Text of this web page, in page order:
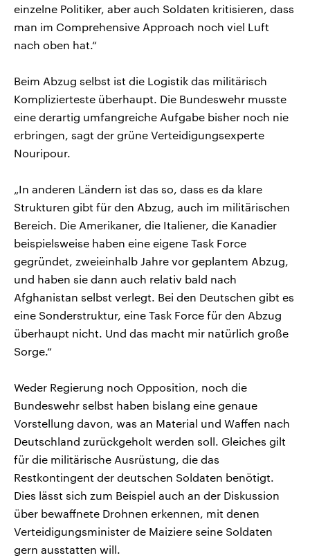
einzelne Politiker, aber auch Soldaten kritisieren, dass
man im Comprehensive Approach noch viel Luft
nach oben hat.“
Beim Abzug selbst ist die Logistik das militärisch
Komplizierteste überhaupt. Die Bundeswehr musste
eine derartig umfangreiche Aufgabe bisher noch nie
erbringen, sagt der grüne Verteidigungsexperte
Nouripour.
„In anderen Ländern ist das so, dass es da klare
Strukturen gibt für den Abzug, auch im militärischen
Bereich. Die Amerikaner, die Italiener, die Kanadier
beispielsweise haben eine eigene Task Force
gegründet, zweieinhalb Jahre vor geplantem Abzug,
und haben sie dann auch relativ bald nach
Afghanistan selbst verlegt. Bei den Deutschen gibt es
eine Sonderstruktur, eine Task Force für den Abzug
überhaupt nicht. Und das macht mir natürlich große
Sorge.“
Weder Regierung noch Opposition, noch die
Bundeswehr selbst haben bislang eine genaue
Vorstellung davon, was an Material und Waffen nach
Deutschland zurückgeholt werden soll. Gleiches gilt
für die militärische Ausrüstung, die das
Restkontingent der deutschen Soldaten benötigt.
Dies lässt sich zum Beispiel auch an der Diskussion
über bewaffnete Drohnen erkennen, mit denen
Verteidigungsminister de Maiziere seine Soldaten
gern ausstatten will.